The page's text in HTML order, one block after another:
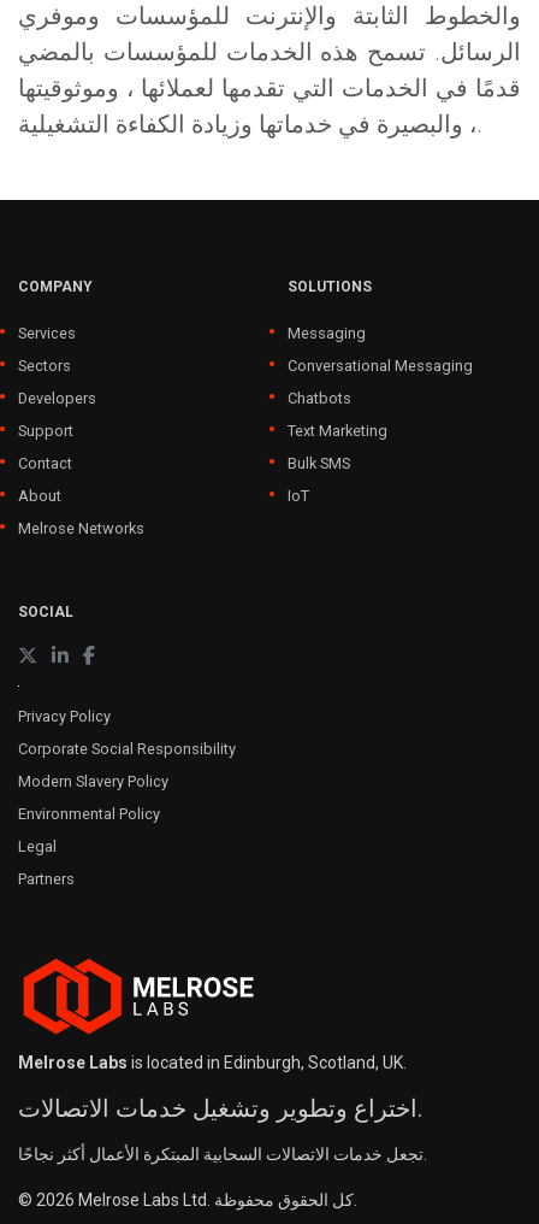
والخطوط الثابتة والإنترنت للمؤسسات وموفري
الرسائل. تسمح هذه الخدمات للمؤسسات بالمضي
قدمًا في الخدمات التي تقدمها لعملائها ، وموثوقيتها
، والبصيرة في خدماتها وزيادة الكفاءة التشغيلية.
COMPANY
Services
Sectors
Developers
Support
Contact
About
Melrose Networks
SOLUTIONS
Messaging
Conversational Messaging
Chatbots
Text Marketing
Bulk SMS
IoT
SOCIAL
Privacy Policy
Corporate Social Responsibility
Modern Slavery Policy
Environmental Policy
Legal
Partners
Melrose Labs is located in Edinburgh, Scotland, UK.
اختراع وتطوير وتشغيل خدمات الاتصالات.